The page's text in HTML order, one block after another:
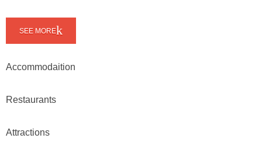
SEE MORE
Accommodaition
Restaurants
Attractions